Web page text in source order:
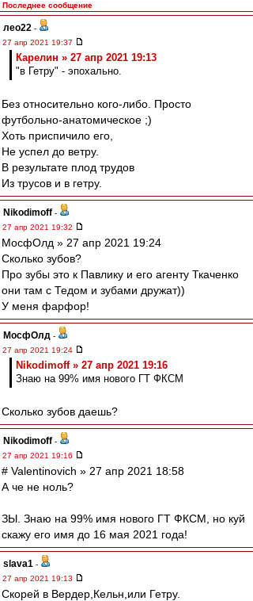
Последнее сообщение
лео22 -
27 апр 2021 19:37
Карелин » 27 апр 2021 19:13
"в Гетру" - эпохально.
Без относительно кого-либо. Просто
футбольно-анатомическое ;)
Хоть приспичило его,
Не успел до ветру.
В результате плод трудов
Из трусов и в гетру.
Nikodimoff -
27 апр 2021 19:32
МосфОлд » 27 апр 2021 19:24
Сколько зубов?
Про зубы это к Павлику и его агенту Ткаченко
они там с Тедом и зубами дружат))
У меня фарфор!
МосфОлд -
27 апр 2021 19:24
Nikodimoff » 27 апр 2021 19:16
Знаю на 99% имя нового ГТ ФКСМ
Сколько зубов даешь?
Nikodimoff -
27 апр 2021 19:16
# Valentinovich » 27 апр 2021 18:58
А че не ноль?
ЗЫ. Знаю на 99% имя нового ГТ ФКСМ, но куй
скажу его имя до 16 мая 2021 года!
slava1 -
27 апр 2021 19:13
Скорей в Вердер,Кельн,или Гетру.